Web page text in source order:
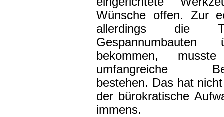
Wünsche offen. Zur
allerdings die
bekommen,
umfangreiche
bestehen. Das hat
der bürokratische
immens.